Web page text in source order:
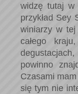
widzę tutaj w
przykład Sey
winiarzy w tej
całego
powinno
Czasami
się tym nie